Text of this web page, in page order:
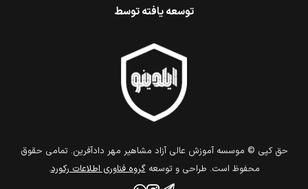
توسعه یافته توسط
حق كپي © موسسه آموزش عالی آزاد مشاهیر مهر دادآفرین. تمامي حقوق
محفوظ است. طراحي و توسعهگروه فناوري اطلاعات ركورد.